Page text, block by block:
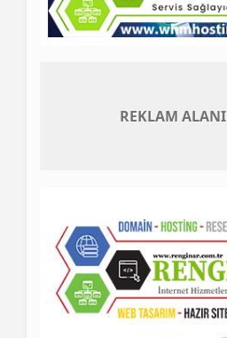
REKLAM ALANI